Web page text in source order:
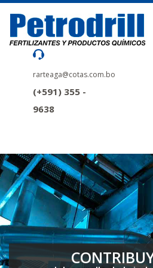
rarteaga@cotas.com.bo
(+591) 355 -
9638